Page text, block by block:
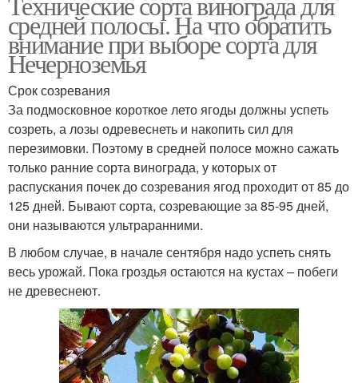
средней полосы. На что обратить
внимание при выборе сорта для
Нечерноземья
Срок созревания
За подмосковное короткое лето ягоды должны успеть
созреть, а лозы одревеснеть и накопить сил для
перезимовки. Поэтому в средней полосе можно сажать
только ранние сорта винограда, у которых от
распускания почек до созревания ягод проходит от 85 до
125 дней. Бывают сорта, созревающие за 85-95 дней,
они называются ультраранними.
В любом случае, в начале сентября надо успеть снять
весь урожай. Пока гроздья остаются на кустах – побеги
не древеснеют.